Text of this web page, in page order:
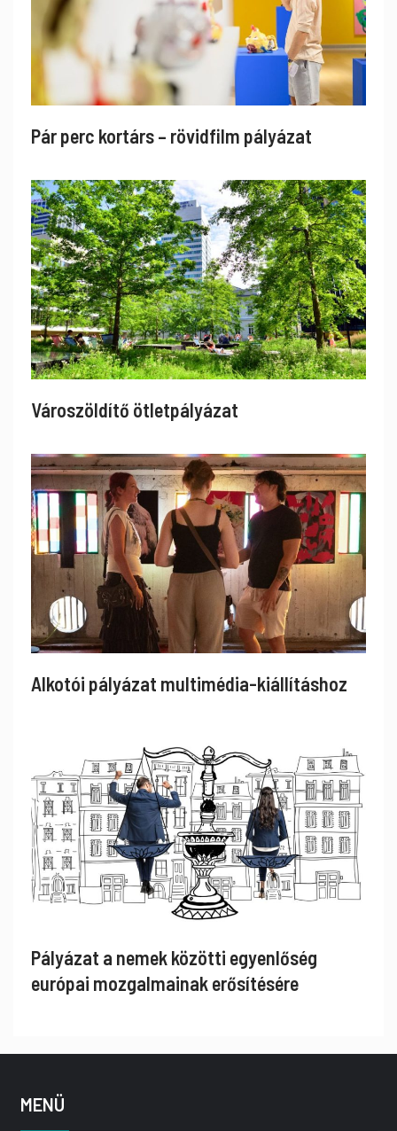
Pár perc kortárs – rövidfilm pályázat
Városzöldítő ötletpályázat
Alkotói pályázat multimédia-kiállításhoz
Pályázat a nemek közötti egyenlőség
európai mozgalmainak erősítésére
MENÜ